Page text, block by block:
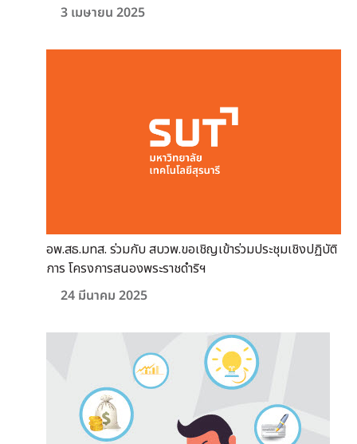
3 เมษายน 2025
อพ.สธ.มทส. ร่วมกับ สบวพ.ขอเชิญเข้าร่วมประชุมเชิงปฏิบัติ
การ โครงการสนองพระราชดำริฯ
24 มีนาคม 2025